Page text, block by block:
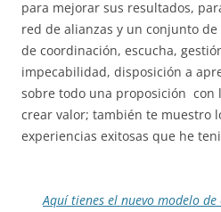
para mejorar sus resultados,
red de alianzas y un conjunto
de coordinación, escucha,
impecabilidad, disposición a
sobre todo una proposición con
crear valor; también te muestro
experiencias exitosas que he
Aquí tienes el nuevo modelo